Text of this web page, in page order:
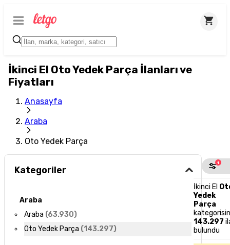
İkinci El Oto Yedek Parça İlanları ve
Fiyatları
Anasayfa
Araba
Oto Yedek Parça
Kategoriler
Araba
Araba (63.930)
Oto Yedek Parça (143.297)
1
İkinci El
Yedek
Parça
143.297
bulundu